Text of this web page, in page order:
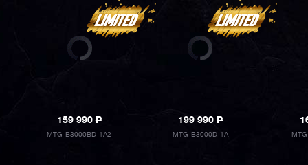
159 990P
MTG-B3000BD-1A2
199 990P
MTG-B3000D-1A